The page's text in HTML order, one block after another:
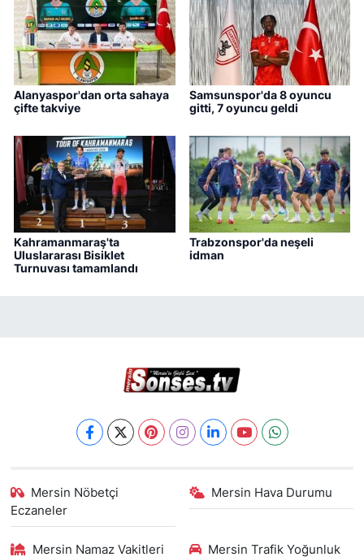
Alanyaspor'dan orta sahaya
çifte takviye
Samsunspor'da 8 oyuncu
gitti, 7 oyuncu geldi
Kahramanmaraş'ta
Uluslararası Bisiklet
Turnuvası tamamlandı
Trabzonspor'da neşeli
idman
Mersin Nöbetçi
Eczaneler
Mersin Hava Durumu
Mersin Namaz Vakitleri Mersin Trafik Yoğunluk